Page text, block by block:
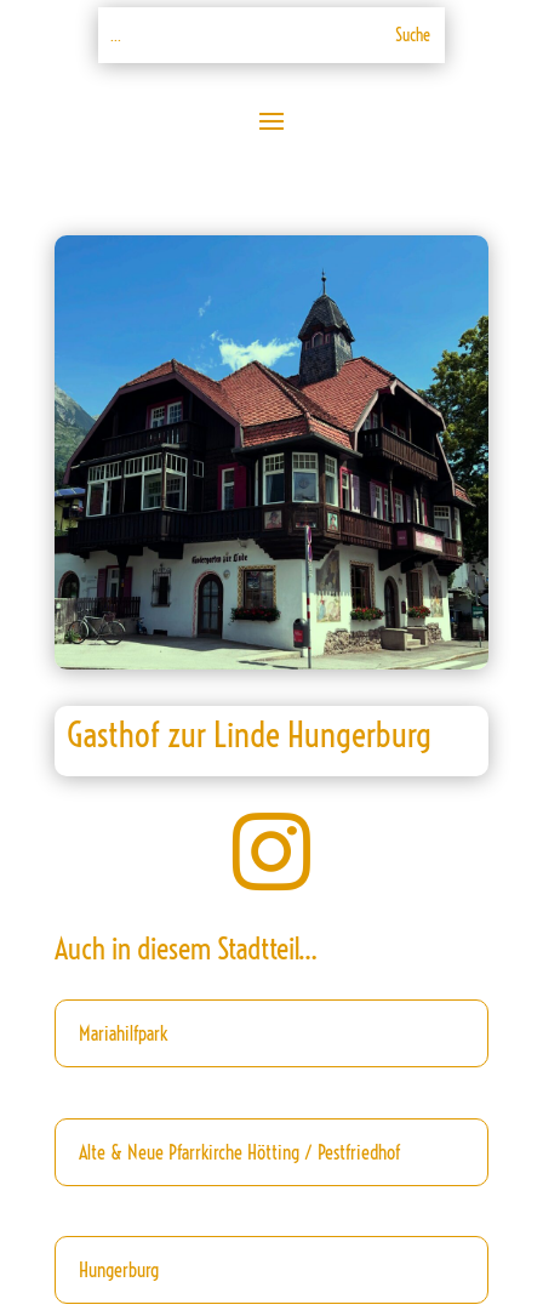
Gasthof zur Linde Hungerburg

Auch in diesem Stadtteil…
Mariahilfpark
Alte & Neue Pfarrkirche Hötting / Pestfriedhof
Hungerburg